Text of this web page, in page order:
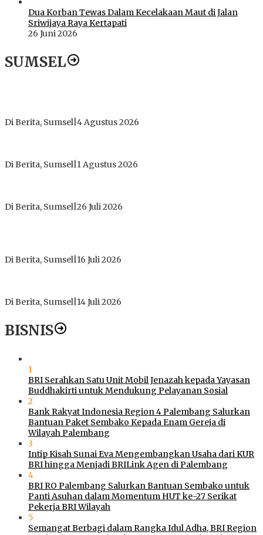
Dua Korban Tewas Dalam Kecelakaan Maut di Jalan
Sriwijaya Raya Kertapati
26 Juni 2026
SUMSEL
Di Berita, Sumsel 4 Agustus 2026
Di Berita, Sumsel 1 Agustus 2026
Di Berita, Sumsel 26 Juli 2026
Di Berita, Sumsel 16 Juli 2026
Di Berita, Sumsel 14 Juli 2026
BISNIS
1
BRI Serahkan Satu Unit Mobil Jenazah kepada Yayasan
Buddhakirti untuk Mendukung Pelayanan Sosial
2
Bank Rakyat Indonesia Region 4 Palembang Salurkan
Bantuan Paket Sembako Kepada Enam Gereja di
Wilayah Palembang
3
Intip Kisah Sunai Eva Mengembangkan Usaha dari KUR
BRI hingga Menjadi BRILink Agen di Palembang
4
BRI RO Palembang Salurkan Bantuan Sembako untuk
Panti Asuhan dalam Momentum HUT ke-27 Serikat
Pekerja BRI Wilayah
5
Semangat Berbagi dalam Rangka Idul Adha, BRI Region